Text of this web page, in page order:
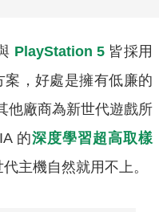
PlayStation 5皆採用
，好處是擁有低廉的
他廠商為新世代遊戲所
的深度學習超高取樣
主機自然就用不上。